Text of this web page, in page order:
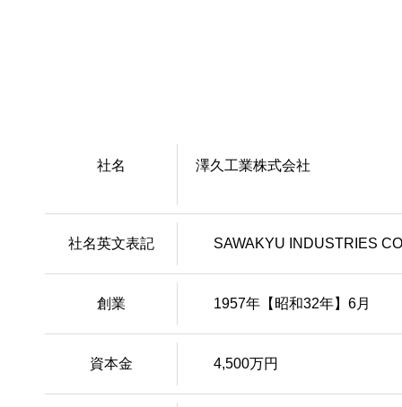
社名 澤久工業株式会社
社名英文表記 SAWAKYU INDUSTRIES
創業 1957年【昭和32年】6月
資本金 4,500万円